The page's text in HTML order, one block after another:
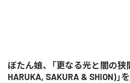
ぼたん娘、「更なる光と闇の狭
HARUKA, SAKURA & SHION)」